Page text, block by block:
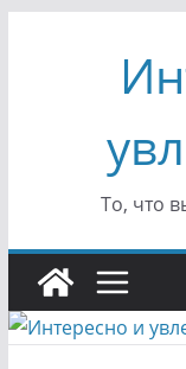
содержимому
То, что